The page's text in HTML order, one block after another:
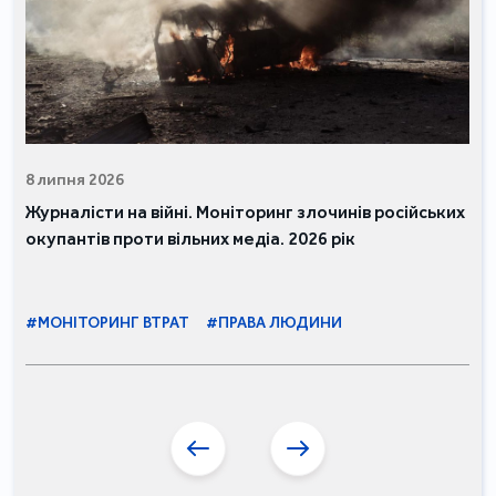
8 липня 2026
Журналісти на війні. Моніторинг злочинів російських
окупантів проти вільних медіа. 2026 рік
#МОНІТОРИНГ ВТРАТ #ПРАВА ЛЮДИНИ